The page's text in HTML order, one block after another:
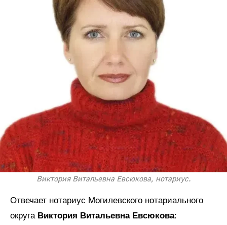
Виктория Витальевна Евсюкова, нотариус.
Отвечает нотариус Могилевского нотариального
округа Виктория Витальевна Евсюкова: